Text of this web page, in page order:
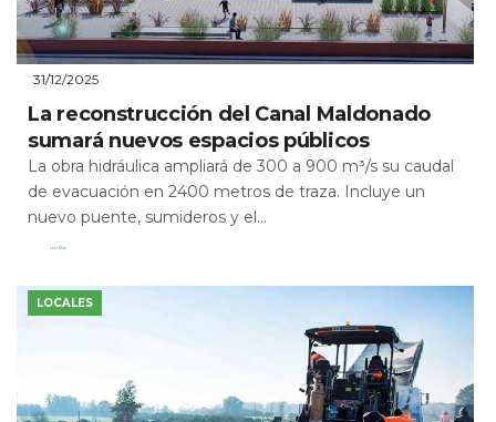
31/12/2025
La reconstrucción del Canal Maldonado
sumará nuevos espacios públicos
La obra hidráulica ampliará de 300 a 900 m³/s su caudal
de evacuación en 2400 metros de traza. Incluye un
nuevo puente, sumideros y el...
Leer Más
LOCALES